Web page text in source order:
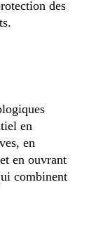
des
en
en
en ouvrant
combinent